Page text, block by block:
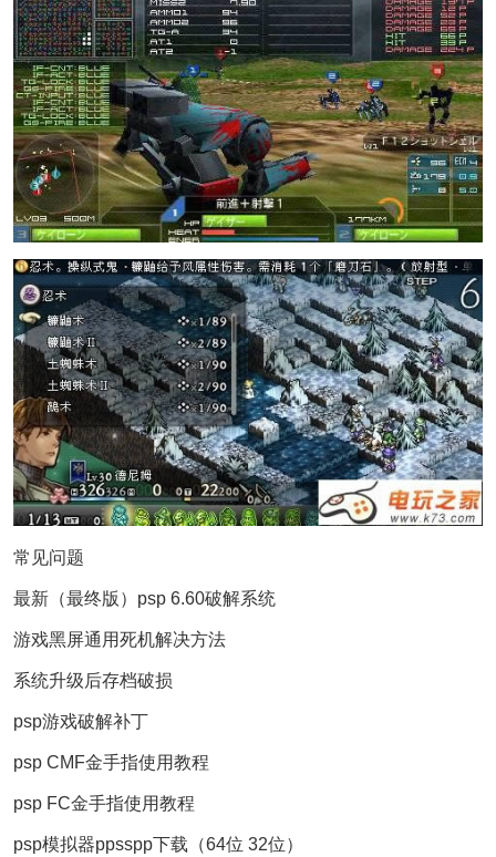
常见问题
最新（最终版）psp 6.60破解系统
游戏黑屏通用死机解决方法
系统升级后存档破损
psp游戏破解补丁
psp CMF金手指使用教程
psp FC金手指使用教程
psp模拟器ppsspp下载（64位 32位）